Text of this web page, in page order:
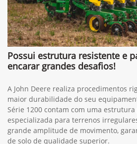
Possui estrutura resistente e
encarar grandes desafios!
A John Deere realiza procedimentos
maior durabilidade do seu
Série 1200 contam com uma
especializada para terrenos
grande amplitude de movimento,
de solo de qualidade superior.